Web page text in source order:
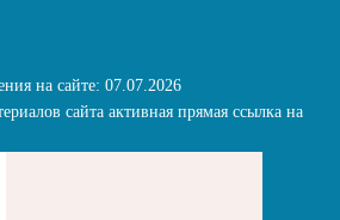
на сайте: 07.07.2026
сайта активная прямая ссылка на